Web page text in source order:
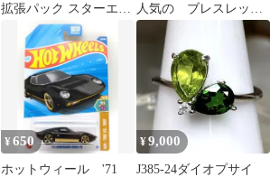
拡張パック スターエメ
ラルダ 30パック バ
ラ 未サーチ
人気の ブレスレッ
ト アンカーチェー
ン 23cm
¥650
ホットウィール '71
¥9,000
J385-24ダイオプサイ